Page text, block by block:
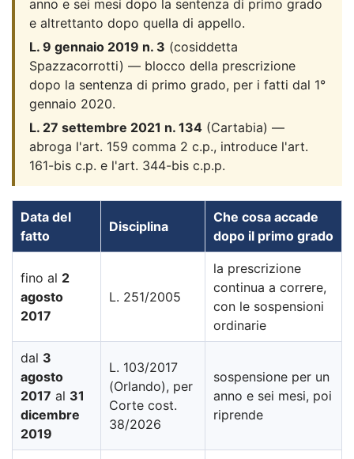
anno e sei mesi dopo la sentenza di primo grado
e altrettanto dopo quella di appello.
L. 9 gennaio 2019 n. 3 (cosiddetta
Spazzacorrotti) — blocco della prescrizione
dopo la sentenza di primo grado, per i fatti dal 1°
gennaio 2020.
L. 27 settembre 2021 n. 134 (Cartabia) —
abroga l'art. 159 comma 2 c.p., introduce l'art.
161-bis c.p. e l'art. 344-bis c.p.p.
Data del
fatto
Disciplina
Che cosa accade
dopo il primo grado
fino al 2
agosto
2017
L. 251/2005
la prescrizione
continua a correre,
con le sospensioni
ordinarie
dal 3
agosto
2017 al 31
dicembre
2019
L. 103/2017
(Orlando), per
Corte cost.
38/2026
sospensione per un
anno e sei mesi, poi
riprende